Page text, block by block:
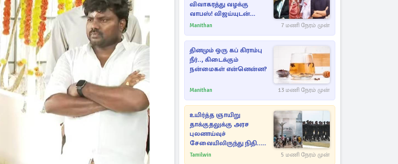
விவாகரத்து வழக்கு
வாபஸ்! விஜய்யுடன்
மீண்டும் இணைவாரா?
Manithan 7 மணி நேரம் முன்
தினமும் ஒரு கப் கிராம்பு
நீர்.., கிடைக்கும்
நன்மைகள் என்னென்ன?
Manithan 13 மணி நேரம் முன்
உயிர்த்த ஞாயிறு
தாக்குதலுக்கு அரச
புலனாய்வுச்
சேவையிலிருந்து நிதி..
வெளியான அதிர்ச்சி
Tamilwin 5 மணி நேரம் முன்